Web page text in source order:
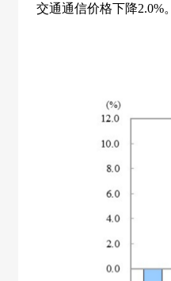
交通通信价格下降2.0%。